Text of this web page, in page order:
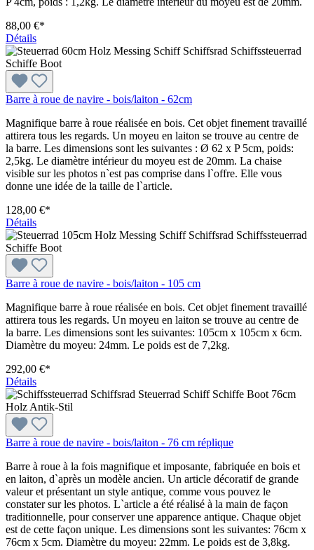
88,00 €*
Détails
Barre à roue de navire - bois/laiton - 62cm
Magnifique barre à roue réalisée en bois. Cet objet finement travaillé
attirera tous les regards. Un moyeu en laiton se trouve au centre de
la barre. Les dimensions sont les suivantes : Ø 62 x P 5cm, poids:
2,5kg. Le diamètre intérieur du moyeu est de 20mm. La chaise
visible sur les photos n`est pas comprise dans l`offre. Elle vous
donne une idée de la taille de l`article.
128,00 €*
Détails
Barre à roue de navire - bois/laiton - 105 cm
Magnifique barre à roue réalisée en bois. Cet objet finement travaillé
attirera tous les regards. Un moyeu en laiton se trouve au centre de
la barre. Les dimensions sont les suivantes: 105cm x 105cm x 6cm.
Diamètre du moyeu: 24mm. Le poids est de 7,2kg.
292,00 €*
Détails
Barre à roue de navire - bois/laiton - 76 cm réplique
Barre à roue à la fois magnifique et imposante, fabriquée en bois et
en laiton, d`après un modèle ancien. Un article décoratif de grande
valeur et présentant un style antique, comme vous pouvez le
constater sur les photos. L`article a été réalisé à la main de façon
traditionnelle, pour conserver une apparence antique. Chaque objet
est de cette façon unique. Les dimensions sont les suivantes: 76cm x
76cm x 5cm. Diamètre du moyeu: 22mm. Le poids est de 3,8kg.